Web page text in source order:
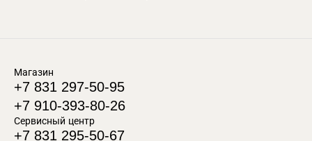
Магазин
+7 831 297-50-95
+7 910-393-80-26
Сервисный центр
+7 831 295-50-67